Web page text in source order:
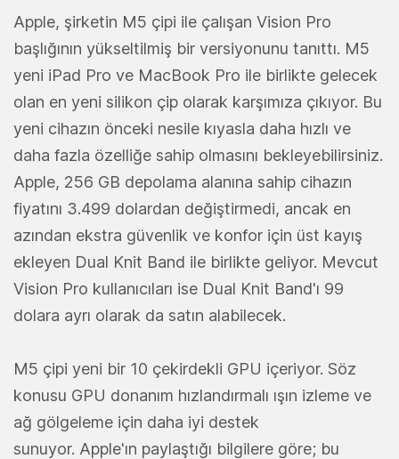
Apple, şirketin M5 çipi ile çalışan Vision Pro
başlığının yükseltilmiş bir versiyonunu tanıttı. M5
yeni iPad Pro ve MacBook Pro ile birlikte gelecek
olan en yeni silikon çip olarak karşımıza çıkıyor. Bu
yeni cihazın önceki nesile kıyasla daha hızlı ve
daha fazla özelliğe sahip olmasını bekleyebilirsiniz.
Apple, 256 GB depolama alanına sahip cihazın
fiyatını 3.499 dolardan değiştirmedi, ancak en
azından ekstra güvenlik ve konfor için üst kayış
ekleyen Dual Knit Band ile birlikte geliyor. Mevcut
Vision Pro kullanıcıları ise Dual Knit Band'ı 99
dolara ayrı olarak da satın alabilecek.
M5 çipi yeni bir 10 çekirdekli GPU içeriyor. Söz
konusu GPU donanım hızlandırmalı ışın izleme ve
ağ gölgeleme için daha iyi destek
sunuyor. Apple'ın paylaştığı bilgilere göre; bu